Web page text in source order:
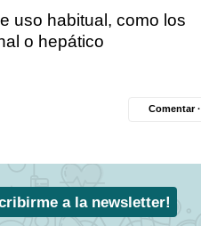
uso habitual, como los
o hepático
Comentar ·
a la newsletter!